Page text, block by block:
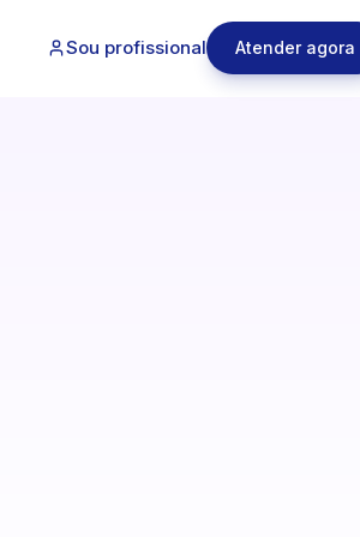
Sou profissional Atender agora